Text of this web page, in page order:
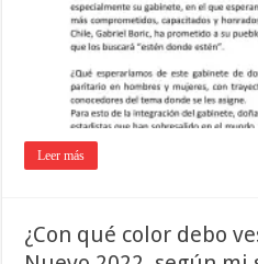
Leer más
¿Con qué color debo